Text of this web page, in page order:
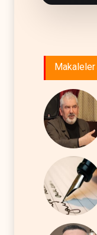
Makaleler